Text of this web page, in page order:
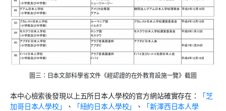
圖三：日本文部科學省文件《經認證的在外教育設施一覽》截圖
本中心檢索後發現以上五所日本人學校的官方網站確實存在：
「芝
加哥日本人學校」
、 「紐約日本人學校」 、
「新澤西日本人學